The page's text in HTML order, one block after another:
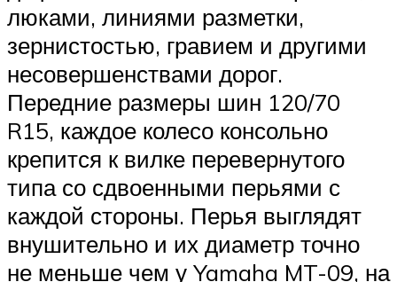
люками, линиями разметки,
зернистостью, гравием и другими
несовершенствами дорог.
Передние размеры шин 120/70
R15, каждое колесо консольно
крепится к вилке перевернутого
типа со сдвоенными перьями с
каждой стороны. Перья выглядят
внушительно и их диаметр точно
не меньше чем у Yamaha MT-09, на